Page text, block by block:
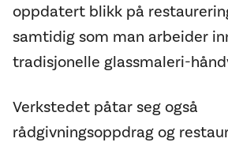
oppdatert blikk på
samtidig som man arbeider
tradisjonelle glassmaleri-
Verkstedet påtar seg også
rådgivningsoppdrag og